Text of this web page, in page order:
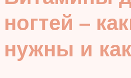
ногтей –
нужны и